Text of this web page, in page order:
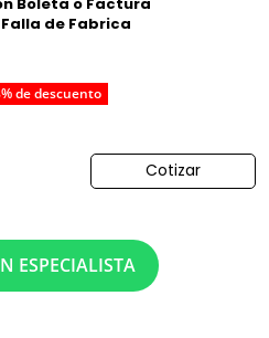
de Fabrica
de descuento
Cotizar
ESPECIALISTA